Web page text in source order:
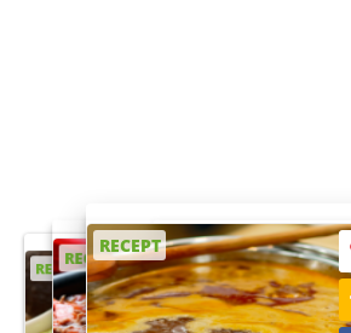
RECEPT
RECEPT
RECEPT
RECEPT
RECEPT